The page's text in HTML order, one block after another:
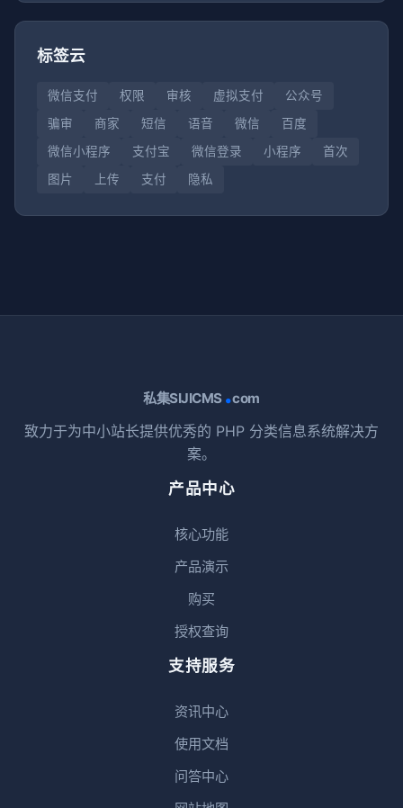
标签云
微信支付 权限 审核 虚拟支付
公众号
骗审
商家 短信 语音 微信
百度
微信小程序
支付宝 微信登录 小程序
首次
图片
上传 支付 隐私
私集SIJICMS .com
致力于为中小站长提供优秀的 PHP 分类信息系统解决方
案。
产品中心
核心功能
产品演示
购买
授权查询
支持服务
资讯中心
使用文档
问答中心